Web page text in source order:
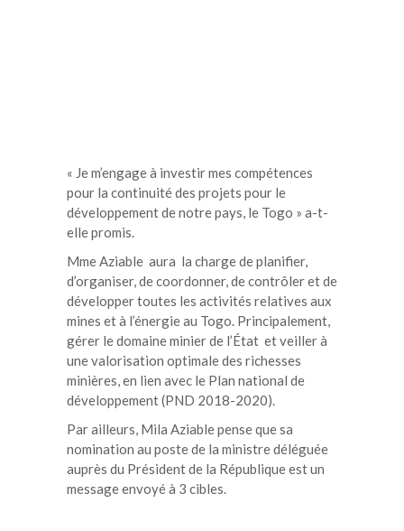
« Je m’engage à investir mes compétences
pour la continuité des projets pour le
développement de notre pays, le Togo » a-t-
elle promis.
Mme Aziable aura la charge de planifier,
d’organiser, de coordonner, de contrôler et de
développer toutes les activités relatives aux
mines et à l’énergie au Togo. Principalement,
gérer le domaine minier de l’État et veiller à
une valorisation optimale des richesses
minières, en lien avec le Plan national de
développement (PND 2018-2020).
Par ailleurs, Mila Aziable pense que sa
nomination au poste de la ministre déléguée
auprès du Président de la République est un
message envoyé à 3 cibles.